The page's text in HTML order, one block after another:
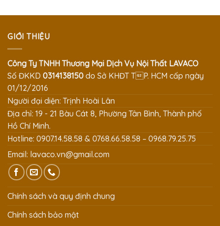
GIỚI THIỆU
Công Ty TNHH Thương Mại Dịch Vụ Nội Thất LAVACO
Số ĐKKD 0314138150 do Sở KHĐT TP. HCM cấp ngày
01/12/2016
Người đại diện: Trịnh Hoài Lân
Địa chỉ: 19 - 21 Bàu Cát 8, Phường Tân Bình, Thành phố
Hồ Chí Minh.
Hotline: 0907.14.58.58 & 0768.66.58.58 – 0968.79.25.75
Email: lavaco.vn@gmail.com
Chính sách và quy định chung
Chính sách bảo mật